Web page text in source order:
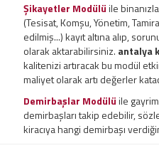
Şikayetler Modülüile
(Tesisat, Komşu, Yönetim,
edilmiş...) kayıt altına alıp,
olarak aktarabilirsiniz. antalya
kalitenizi artıracak bu modül
maliyet olarak artı değerler
Demirbaşlar Modülüile
demirbaşları takip edebilir,
kiracıya hangi demirbaşı